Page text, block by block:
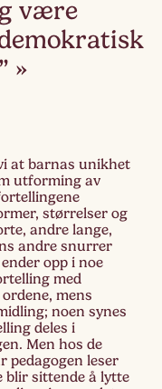
være
at barnas unikhet
utforming av
størrelser og
andre lange,
andre snurrer
opp i noe
med
mens
noen synes
deles i
Men hos de
pedagogen leser
blir sittende å lytte